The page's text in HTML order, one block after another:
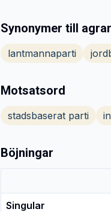
Synonymer till
lantmannaparti
Motsatsord
stadsbaserat parti
Böjningar
Singular